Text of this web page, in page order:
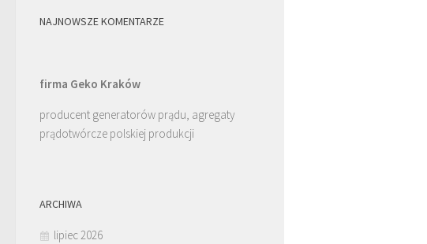
NAJNOWSZE KOMENTARZE
firma Geko Kraków
producent generatorów prądu, agregaty
prądotwórcze polskiej produkcji
ARCHIWA
lipiec 2026